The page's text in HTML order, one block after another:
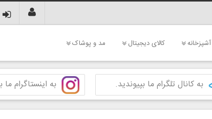
کالای دیجیتال مد و پوشاک
به کانال تلگرام ما بپیوندید. به اینستاگرام ما